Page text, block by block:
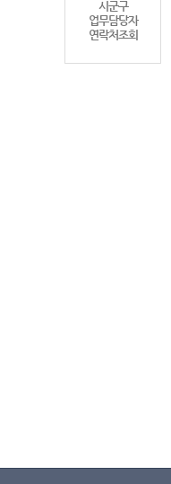
시군구
업무담당자
연락처조회